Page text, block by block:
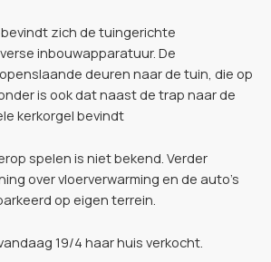
zich de tuingerichte
inbouwapparatuur. De
deuren naar de tuin, die op
is ook dat naast de trap naar de
kerkorgel bevindt
spelen is niet bekend. Verder
over vloerverwarming en de auto’s
op eigen terrein.
19/4 haar huis verkocht.